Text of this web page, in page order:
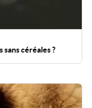
céréales ?